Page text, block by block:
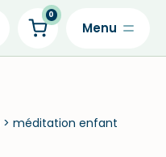
0
> méditation enfant